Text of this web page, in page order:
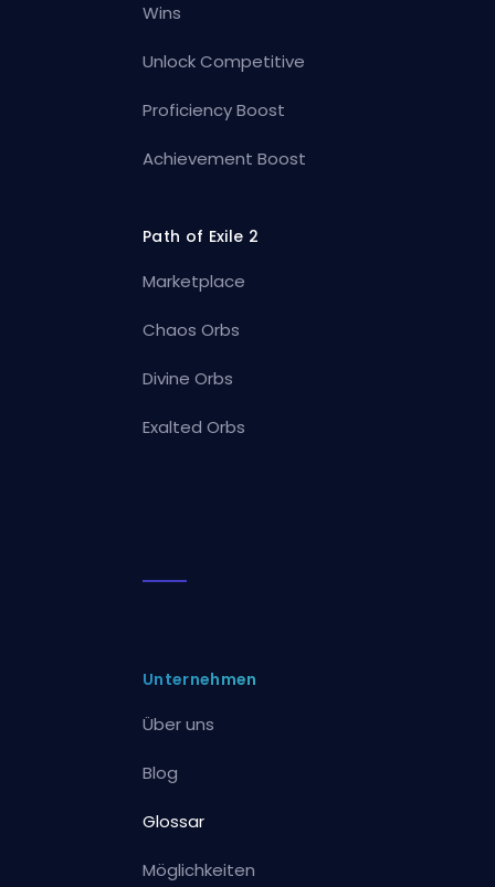
Wins
Unlock Competitive
Proficiency Boost
Achievement Boost
Path of Exile 2
Marketplace
Chaos Orbs
Divine Orbs
Exalted Orbs
Unternehmen
Über uns
Blog
Glossar
Möglichkeiten